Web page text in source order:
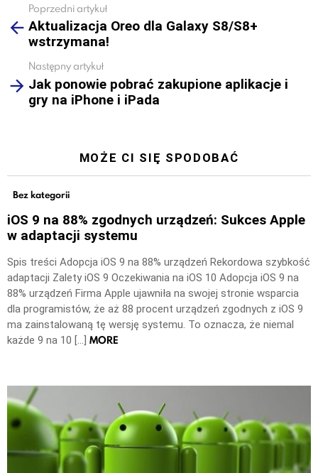
more
Poprzedni artykuł
Aktualizacja Oreo dla Galaxy S8/S8+
wstrzymana!
Następny artykuł
Jak ponowie pobrać zakupione aplikacje i
gry na iPhone i iPada
MOŻE CI SIĘ SPODOBAĆ
Bez kategorii
iOS 9 na 88% zgodnych urządzeń: Sukces Apple
w adaptacji systemu
Spis treści Adopcja iOS 9 na 88% urządzeń Rekordowa szybkość
adaptacji Zalety iOS 9 Oczekiwania na iOS 10 Adopcja iOS 9 na
88% urządzeń Firma Apple ujawniła na swojej stronie wsparcia
dla programistów, że aż 88 procent urządzeń zgodnych z iOS 9
ma zainstalowaną tę wersję systemu. To oznacza, że niemal
każde 9 na 10 […] MORE